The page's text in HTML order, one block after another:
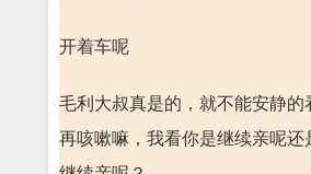
开着车呢
毛利大叔真是的，就不能安静的
再咳嗽嘛，我看你是继续亲呢还